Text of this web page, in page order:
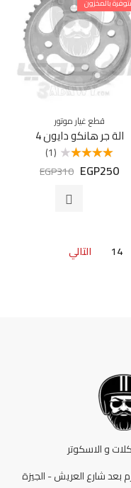
بالمخزون
قطع غيار موتور
الة جر هانكو دايون 4
4.00من 5
(1)
EGP250
EGP310
14 التالي
و الاسكوتر
بعد شارع العريش - الجيزة